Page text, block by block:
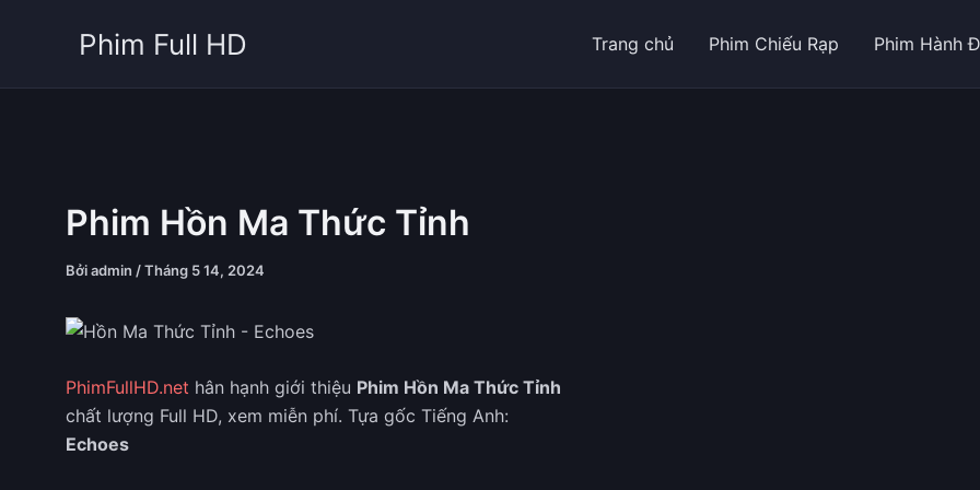
Phim Full HD Trang chủ Phim Chiếu Rạp Phim Hành
Phim Hồn Ma Thức Tỉnh
Bởiadmin /Tháng 5 14, 2024
PhimFullHD.net hân hạnh giới thiệu Phim Hồn Ma Thức Tỉnh
chất lượng Full HD, xem miễn phí. Tựa gốc Tiếng Anh:
Echoes